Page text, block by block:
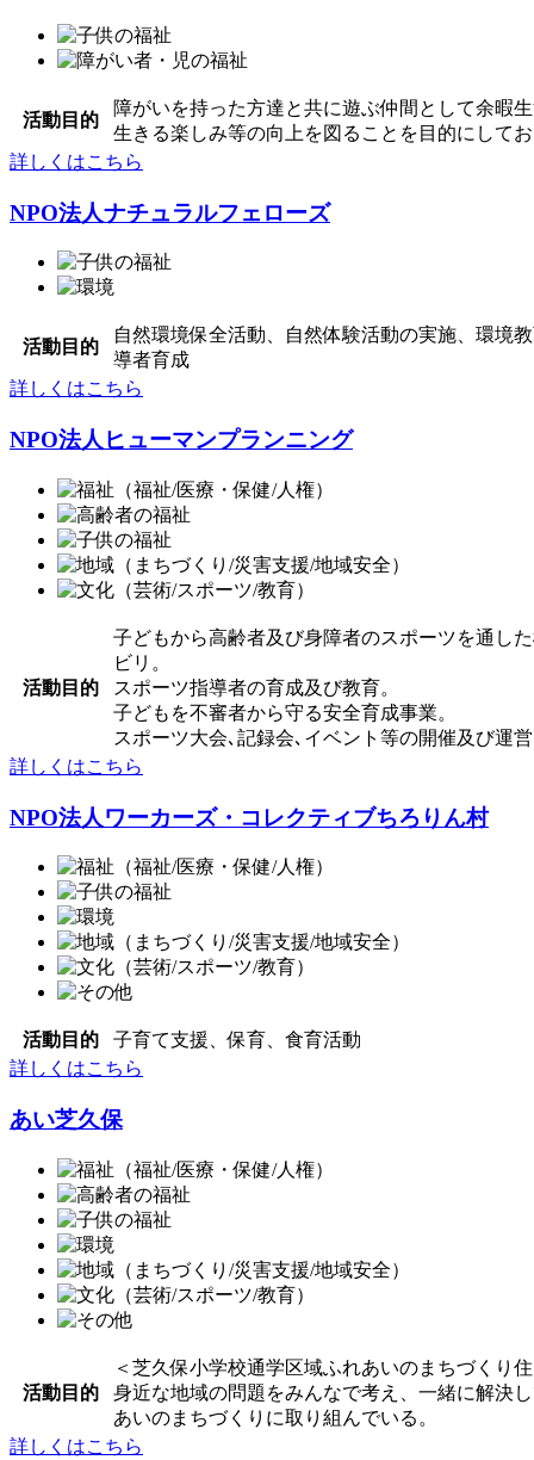
活動目的
障がいを持った方達と共に遊ぶ仲間として余暇
生きる楽しみ等の向上を図ることを目的にして
詳しくはこちら
NPO法人ナチュラルフェローズ
活動目的
自然環境保全活動、自然体験活動の実施、環境
導者育成
詳しくはこちら
NPO法人ヒューマンプランニング
活動目的
子どもから高齢者及び身障者のスポーツを通し
ビリ。
スポーツ指導者の育成及び教育。
子どもを不審者から守る安全育成事業。
スポーツ大会､記録会､イベント等の開催及び運
詳しくはこちら
NPO法人ワーカーズ・コレクティブちろりん村
活動目的
子育て支援、保育、食育活動
詳しくはこちら
あい芝久保
活動目的
＜芝久保小学校通学区域ふれあいのまちづくり
身近な地域の問題をみんなで考え、一緒に解決
あいのまちづくりに取り組んでいる。
詳しくはこちら